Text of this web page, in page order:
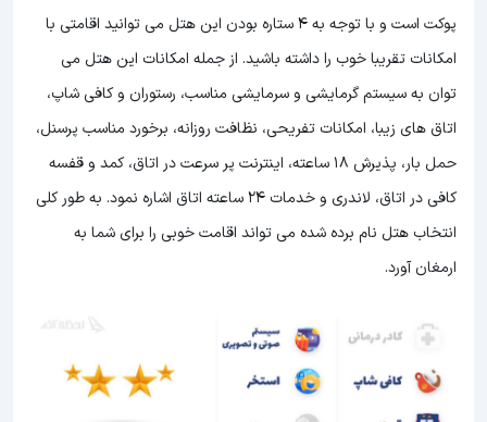
پوکت است و با توجه به 4 ستاره بودن این هتل
می توانید اقامتی با
امکانات تقریبا خوب را داشته باشید. از جمله امکانات این هتل می
توان به سیستم گرمایشی و سرمایشی مناسب، رستوران و کافی شاپ،
اتاق های زیبا، امکانات تفریحی، نظافت روزانه، برخورد مناسب پرسنل،
حمل بار، پذیرش 18 ساعته، اینترنت پر سرعت در اتاق، کمد و قفسه
کافی در اتاق، لاندری و خدمات 24 ساعته اتاق اشاره نمود. به طور کلی
انتخاب هتل نام برده شده می تواند اقامت خوبی را برای شما به
ارمغان آورد.